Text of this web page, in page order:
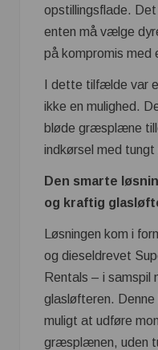
opstillingsflade.
enten må vælge
på kompromis med
I dette tilfælde var
ikke en mulighed.
bløde græsplæne
indkørsel med tungt
Den smarte
og kraftig
Løsningen kom i
og dieseldrevet
Rentals – i samspil
glasløfteren.
muligt at udføre
græsplænen, uden